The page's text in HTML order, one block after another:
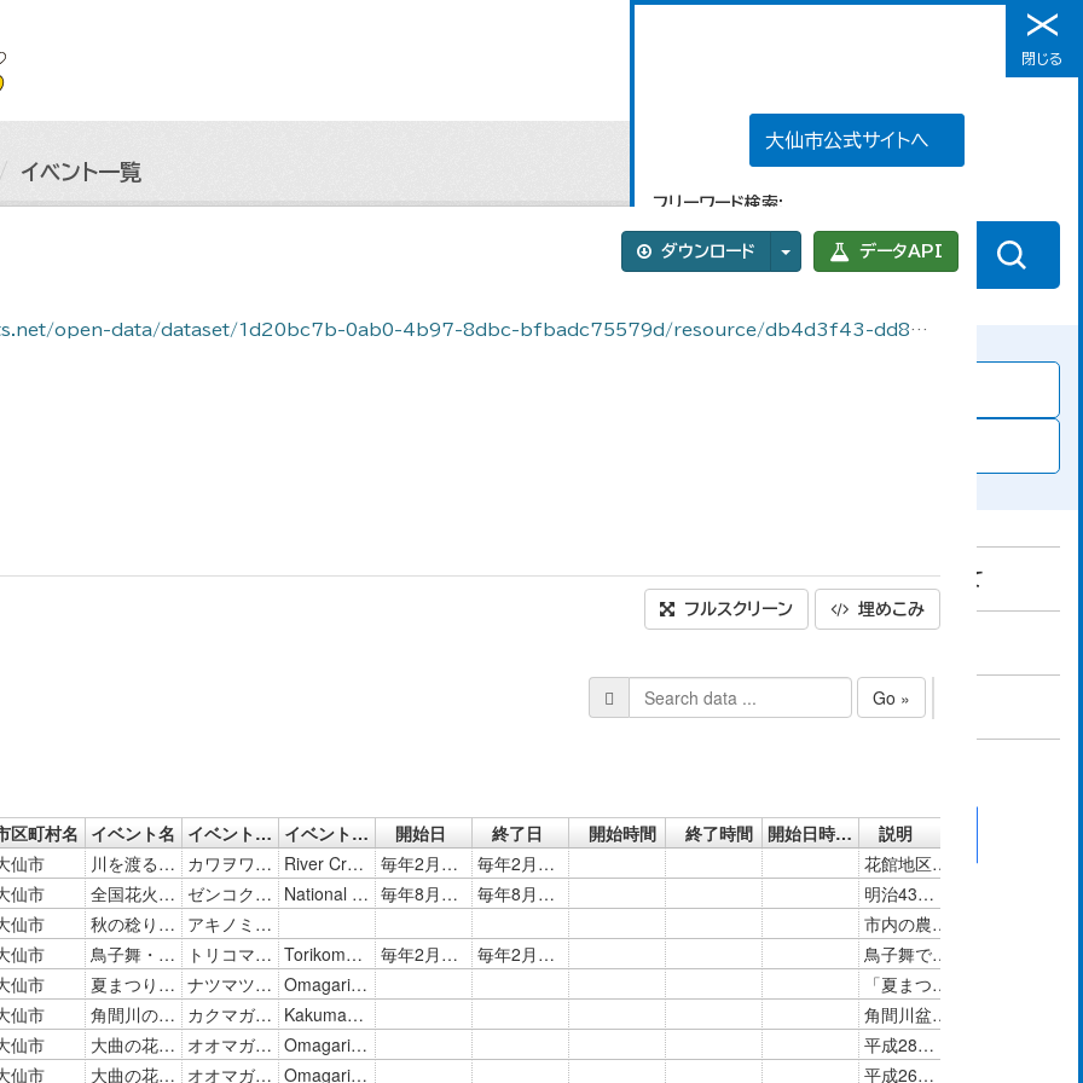
メニュー
大仙市公式サイトへ
フリーワード検索
大仙市オープンデータサイトについて
組織一覧
閉じる
イベント一覧
ダウンロード データAPI
1d20bc7b-0ab0-4b97-8dbc-bfbadc75579d/resource/db4d3f43-dd8b-4e6e-aae6-9ed6d78dd878/download/ibentoitiran2.csv
フルスクリーン 埋めこみ